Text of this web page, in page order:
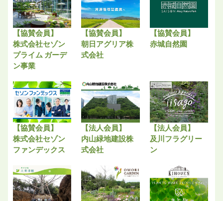
【協賛会員】
株式会社セゾン
プライム ガーデ
ン事業
【協賛会員】
朝日アグリア株
式会社
【協賛会員】
赤城自然園
【協賛会員】
株式会社セゾン
ファンデックス
【法人会員】
内山緑地建設株
式会社
【法人会員】
及川フラグリー
ン